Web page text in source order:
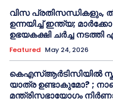
വിസ പ്രതിസന്ധികളും,
ഉന്നയിച്ച് ഇന്ത്യ;
ഉഭയകക്ഷി ചർച്ച
Featured May 24, 2026
കെഎസ്ആർടിസിയിൽ
യാത്ര ഉണ്ടാകുമോ? ;
മന്ത്രിസഭായോഗം